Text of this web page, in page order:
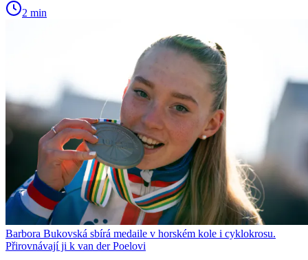
2 min
Barbora Bukovská sbírá medaile v horském kole i cyklokrosu.
Přirovnávají ji k van der Poelovi